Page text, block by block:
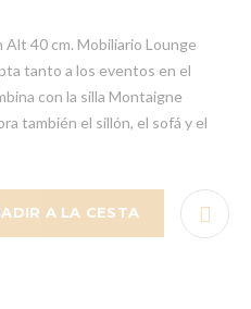
Alt 40 cm. Mobiliario Lounge
tanto a los eventos en el
con la silla Montaigne
también el sillón, el sofá y el
A LA CESTA